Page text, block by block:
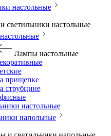
настольные
светильники настольные
Лампы настольные
прищепке
струбцине
настольные
напольные